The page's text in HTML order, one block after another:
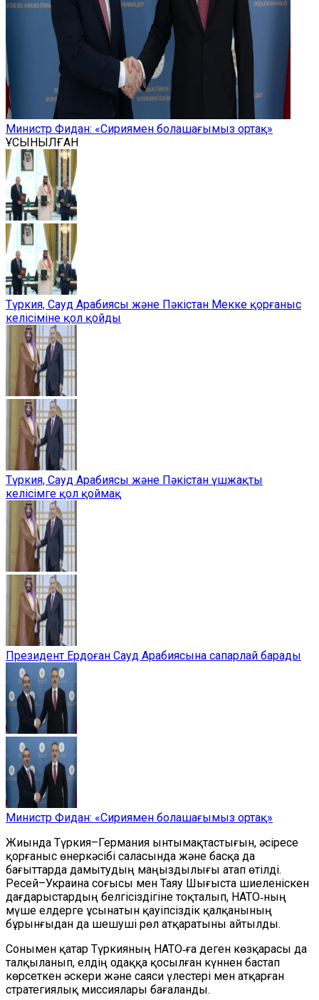
Министр Фидан: «Сириямен болашағымыз ортақ»
ҰСЫНЫЛҒАН
Түркия, Сауд Арабиясы және Пәкістан Мекке қорғаныс
келісіміне қол қойды
Түркия, Сауд Арабиясы және Пәкістан үшжақты
келісімге қол қоймақ
Президент Ердоған Сауд Арабиясына сапарлай барады
Министр Фидан: «Сириямен болашағымыз ортақ»
Жиында Түркия–Германия ынтымақтастығын, әсіресе
қорғаныс өнеркәсібі саласында және басқа да
бағыттарда дамытудың маңыздылығы атап өтілді.
Ресей–Украина соғысы мен Таяу Шығыста шиеленіскен
дағдарыстардың белгісіздігіне тоқталып, НАТО‑ның
мүше елдерге ұсынатын қауіпсіздік қалқанының
бұрынғыдан да шешуші рөл атқаратыны айтылды.
Сонымен қатар Түркияның НАТО‑ға деген көзқарасы да
талқыланып, елдің одаққа қосылған күннен бастап
көрсеткен әскери және саяси үлестері мен атқарған
стратегиялық миссиялары бағаланды.